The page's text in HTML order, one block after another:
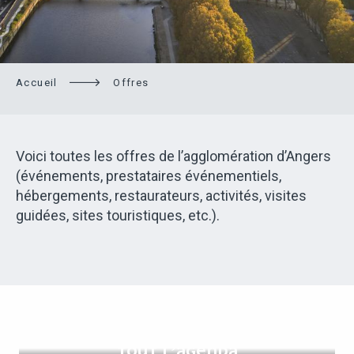
Accueil Offres
Voici toutes les offres de l’agglomération d’Angers
(événements, prestataires événementiels,
hébergements, restaurateurs, activités, visites
guidées, sites touristiques, etc.).